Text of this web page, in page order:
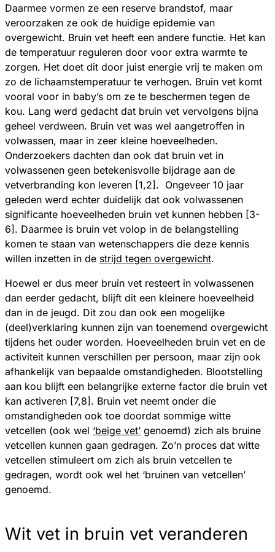
Daarmee vormen ze een reserve brandstof, maar
veroorzaken ze ook de huidige epidemie van
overgewicht. Bruin vet heeft een andere functie. Het kan
de temperatuur reguleren door voor extra warmte te
zorgen. Het doet dit door juist energie vrij te maken om
zo de lichaamstemperatuur te verhogen. Bruin vet komt
vooral voor in baby’s om ze te beschermen tegen de
kou. Lang werd gedacht dat bruin vet vervolgens bijna
geheel verdween. Bruin vet was wel aangetroffen in
volwassen, maar in zeer kleine hoeveelheden.
Onderzoekers dachten dan ook dat bruin vet in
volwassenen geen betekenisvolle bijdrage aan de
vetverbranding kon leveren [1,2]. Ongeveer 10 jaar
geleden werd echter duidelijk dat ook volwassenen
significante hoeveelheden bruin vet kunnen hebben [3-
6]. Daarmee is bruin vet volop in de belangstelling
komen te staan van wetenschappers die deze kennis
willen inzetten in de strijd tegen overgewicht.
Hoewel er dus meer bruin vet resteert in volwassenen
dan eerder gedacht, blijft dit een kleinere hoeveelheid
dan in de jeugd. Dit zou dan ook een mogelijke
(deel)verklaring kunnen zijn van toenemend overgewicht
tijdens het ouder worden. Hoeveelheden bruin vet en de
activiteit kunnen verschillen per persoon, maar zijn ook
afhankelijk van bepaalde omstandigheden. Blootstelling
aan kou blijft een belangrijke externe factor die bruin vet
kan activeren [7,8]. Bruin vet neemt onder die
omstandigheden ook toe doordat sommige witte
vetcellen (ook wel ‘beige vet’ genoemd) zich als bruine
vetcellen kunnen gaan gedragen. Zo’n proces dat witte
vetcellen stimuleert om zich als bruin vetcellen te
gedragen, wordt ook wel het ‘bruinen van vetcellen’
genoemd.
Wit vet in bruin vet veranderen